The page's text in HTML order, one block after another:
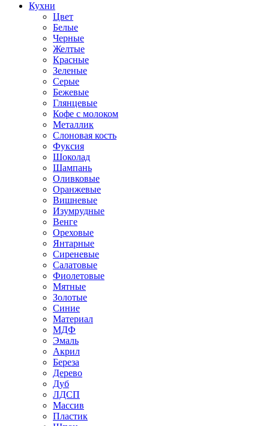
Кухни
Цвет
Белые
Черные
Желтые
Красные
Зеленые
Серые
Бежевые
Глянцевые
Кофе с молоком
Металлик
Слоновая кость
Фуксия
Шоколад
Шампань
Оливковые
Оранжевые
Вишневые
Изумрудные
Венге
Ореховые
Янтарные
Сиреневые
Салатовые
Фиолетовые
Мятные
Золотые
Синие
Материал
МДФ
Эмаль
Акрил
Береза
Дерево
Дуб
ЛДСП
Массив
Пластик